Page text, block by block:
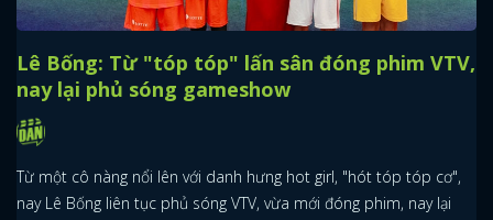
Lê Bống: Từ "tóp tóp" lấn sân đóng phim VTV,
nay lại phủ sóng gameshow
Từ một cô nàng nổi lên với danh hưng hot girl, "hót tóp tóp cơ",
nay Lê Bống liên tục phủ sóng VTV, vừa mới đóng phim, nay lại